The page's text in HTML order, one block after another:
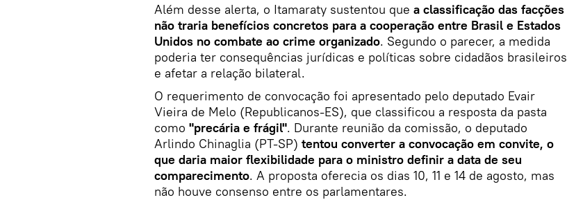
Além desse alerta, o Itamaraty sustentou que a classificação das facções
não traria benefícios concretos para a cooperação entre Brasil e Estados
Unidos no combate ao crime organizado. Segundo o parecer, a medida
poderia ter consequências jurídicas e políticas sobre cidadãos brasileiros
e afetar a relação bilateral.
O requerimento de convocação foi apresentado pelo deputado Evair
Vieira de Melo (Republicanos-ES), que classificou a resposta da pasta
como "precária e frágil". Durante reunião da comissão, o deputado
Arlindo Chinaglia (PT-SP) tentou converter a convocação em convite, o
que daria maior flexibilidade para o ministro definir a data de seu
comparecimento. A proposta oferecia os dias 10, 11 e 14 de agosto, mas
não houve consenso entre os parlamentares.